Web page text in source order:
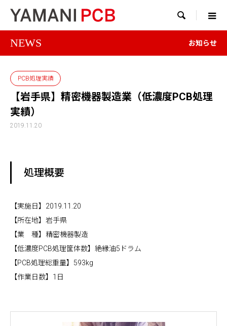

NEWS お知らせ
PCB処理実績
【岩手県】精密機器製造業（低濃度PCB処理
実績）
2019.11.20
処理概要
【実施日】2019.11.20
【所在地】岩手県
【業 種】精密機器製造
【低濃度PCB処理筐体数】絶縁油5ドラム
【PCB処理総重量】593kg
【作業日数】1日